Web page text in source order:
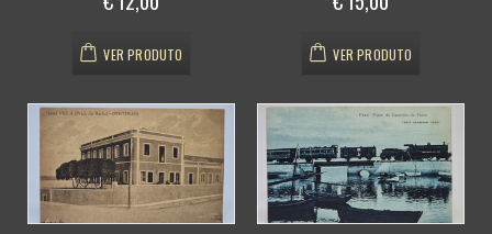
VER PRODUTO VER PRODUTO